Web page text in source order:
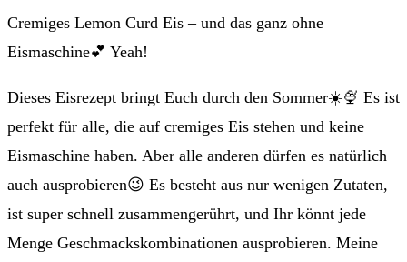
Cremiges Lemon Curd Eis – und das ganz ohne
Eismaschine💕 Yeah!
Dieses Eisrezept bringt Euch durch den Sommer☀️🍨 Es ist
perfekt für alle, die auf cremiges Eis stehen und keine
Eismaschine haben. Aber alle anderen dürfen es natürlich
auch ausprobieren😉 Es besteht aus nur wenigen Zutaten,
ist super schnell zusammengerührt, und Ihr könnt jede
Menge Geschmackskombinationen ausprobieren. Meine